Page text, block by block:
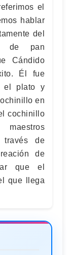
el
hablar
del
de pan
Cándido
Él fue
el plato y
en
cochinillo
través de
de
que el
que llega